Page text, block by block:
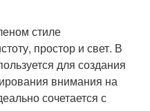
стиле
простор и свет. В
для создания
внимания на
сочетается с